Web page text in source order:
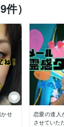
相談者様は、占い
さいませ！
波動から、あな
いただきます。
ルカナと小アル
視させていただ
とお相手様の守
のメッセージを
現状から、本当
）
せ
恋愛の達人
させていた